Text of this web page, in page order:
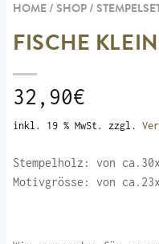
HOME / SHOP /
FISCHE
32,90€
inkl. 19 % MwSt. zzgl.
Stempelholz: von
Motivgrösse: von